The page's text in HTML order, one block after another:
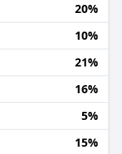
20%
10%
21%
16%
5%
15%